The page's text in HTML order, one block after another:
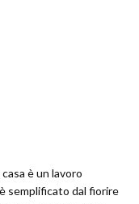
è un lavoro
semplificato dal fiorire